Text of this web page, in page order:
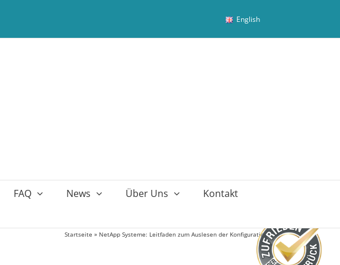
English
FAQ News Über Uns Kontakt
Startseite » NetApp Systeme: Leitfaden zum Auslesen der Konfiguration